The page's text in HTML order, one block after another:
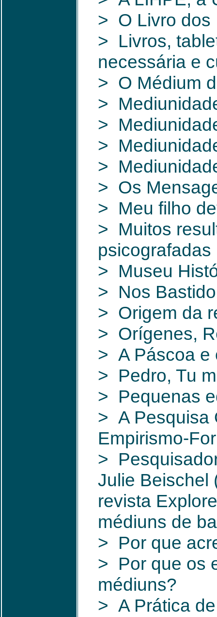
> O Livro dos
> Livros,
necessária e
> O Médium
>
>
>
>
> Os
> Meu filho
> Muitos
> Museu
> Nos
> Origem da
> Orígenes,
> A Páscoa e
> Pedro, Tu
> Pequenas
> A Pesquisa
Empirismo-
>
Julie Beischel
revista
médiuns de
> Por que
> Por que os
médiuns?
> A Prática